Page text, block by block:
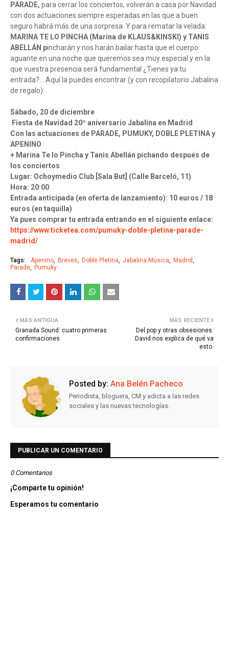
PARADE, para cerrar los conciertos, volverán a casa por Navidad
con dos actuaciones siempre esperadas en las que a buen
seguro habrá más de una sorpresa. Y para rematar la velada:
MARINA TE LO PINCHA (Marina de KLAUS&KINSKI) y TANIS
ABELLÁN pincharán y nos harán bailar hasta que el cuerpo
aguante en una noche que queremos sea muy especial y en la
que vuestra presencia será fundamental ¿Tienes ya tu
entrada?… Aquí la puedes encontrar (y con recopilatorio Jabalina
de regalo):
Sábado, 20 de diciembre
Fiesta de Navidad 20º aniversario Jabalina en Madrid
Con las actuaciones de PARADE, PUMUKY, DOBLE PLETINA y
APENINO
+ Marina Te lo Pincha y Tanis Abellán pichando después de
los conciertos
Lugar: Ochoymedio Club [Sala But] (Calle Barceló, 11)
Hora: 20:00
Entrada anticipada (en oferta de lanzamiento): 10 euros / 18
euros (en taquilla)
Ya pues comprar tu entrada entrando en el siguiente enlace:
https://www.ticketea.com/pumuky-doble-pletina-parade-
madrid/
Tags: Apenino Breves Doble Pletina Jabalina Música
Madrid
Parade
Pumuky
MÁS RECIENTE
Del pop y otras obsesiones:
David nos explica de qué va
esto.
MÁS ANTIGUA
Granada Sound: cuatro primeras
confirmaciones
Posted by: Ana Belén Pacheco
Periodista, bloguera, CM y adicta a las redes
sociales y las nuevas tecnologías.
PUBLICAR UN COMENTARIO
0 Comentarios
¡Comparte tu opinión!
Esperamos tu comentario